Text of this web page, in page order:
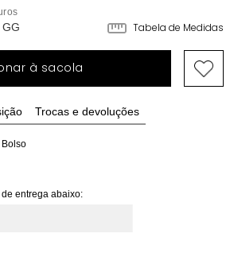
GG Tabela de Medidas
à sacola
Trocas e devoluções
entrega abaixo: